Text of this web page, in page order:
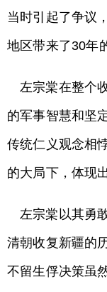
当时引起了争议
地区带来了30年
左宗棠在整个
的军事智慧和坚
传统仁义观念相
的大局下，体现
左宗棠以其勇
清朝收复新疆的
不留生俘决策虽